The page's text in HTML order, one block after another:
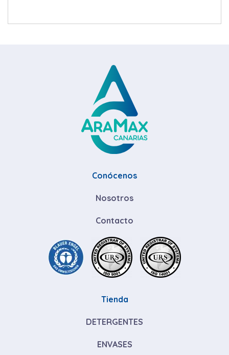
Conócenos
Nosotros
Contacto
Tienda
DETERGENTES
ENVASES